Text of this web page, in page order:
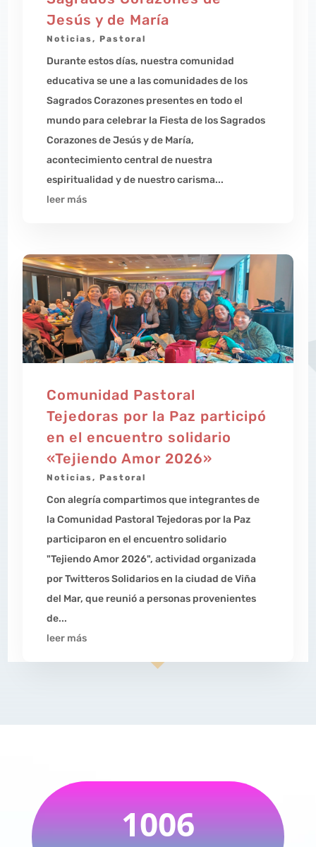
Jesús y de María
Noticias,Pastoral
Durante estos días, nuestra comunidad
educativa se une a las comunidades de los
Sagrados Corazones presentes en todo el
mundo para celebrar la Fiesta de los Sagrados
Corazones de Jesús y de María,
acontecimiento central de nuestra
espiritualidad y de nuestro carisma...
leer más
Comunidad Pastoral
Tejedoras por la Paz participó
en el encuentro solidario
«Tejiendo Amor 2026»
Noticias, Pastoral
Con alegría compartimos que integrantes de
la Comunidad Pastoral Tejedoras por la Paz
participaron en el encuentro solidario
"Tejiendo Amor 2026", actividad organizada
por Twitteros Solidarios en la ciudad de Viña
del Mar, que reunió a personas provenientes
de...
leer más
1006